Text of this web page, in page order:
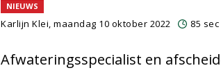
NIEUWS
Karlijn Klei, maandag 10 oktober 2022 85 sec
Afwateringsspecialist en